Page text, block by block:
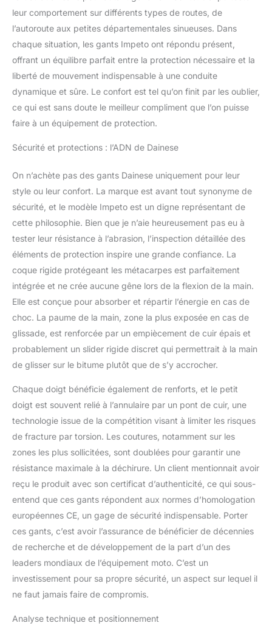
leur comportement sur différents types de routes, de
l’autoroute aux petites départementales sinueuses. Dans
chaque situation, les gants Impeto ont répondu présent,
offrant un équilibre parfait entre la protection nécessaire et la
liberté de mouvement indispensable à une conduite
dynamique et sûre. Le confort est tel qu’on finit par les oublier,
ce qui est sans doute le meilleur compliment que l’on puisse
faire à un équipement de protection.
Sécurité et protections : l’ADN de Dainese
On n’achète pas des gants Dainese uniquement pour leur
style ou leur confort. La marque est avant tout synonyme de
sécurité, et le modèle Impeto est un digne représentant de
cette philosophie. Bien que je n’aie heureusement pas eu à
tester leur résistance à l’abrasion, l’inspection détaillée des
éléments de protection inspire une grande confiance. La
coque rigide protégeant les métacarpes est parfaitement
intégrée et ne crée aucune gêne lors de la flexion de la main.
Elle est conçue pour absorber et répartir l’énergie en cas de
choc. La paume de la main, zone la plus exposée en cas de
glissade, est renforcée par un empiècement de cuir épais et
probablement un slider rigide discret qui permettrait à la main
de glisser sur le bitume plutôt que de s’y accrocher.
Chaque doigt bénéficie également de renforts, et le petit
doigt est souvent relié à l’annulaire par un pont de cuir, une
technologie issue de la compétition visant à limiter les risques
de fracture par torsion. Les coutures, notamment sur les
zones les plus sollicitées, sont doublées pour garantir une
résistance maximale à la déchirure. Un client mentionnait avoir
reçu le produit avec son certificat d’authenticité, ce qui sous-
entend que ces gants répondent aux normes d’homologation
européennes CE, un gage de sécurité indispensable. Porter
ces gants, c’est avoir l’assurance de bénéficier de décennies
de recherche et de développement de la part d’un des
leaders mondiaux de l’équipement moto. C’est un
investissement pour sa propre sécurité, un aspect sur lequel il
ne faut jamais faire de compromis.
Analyse technique et positionnement